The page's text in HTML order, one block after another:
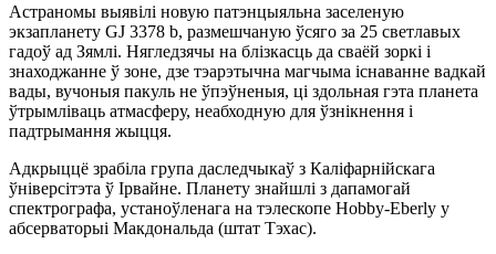
Астраномы выявілі новую патэнцыяльна заселеную
экзапланету GJ 3378 b, размешчаную ўсяго за 25 светлавых
гадоў ад Зямлі. Нягледзячы на блізкасць да сваёй зоркі і
знаходжанне ў зоне, дзе тэарэтычна магчыма існаванне вадкай
вады, вучоныя пакуль не ўпэўненыя, ці здольная гэта планета
ўтрымліваць атмасферу, неабходную для ўзнікнення і
падтрымання жыцця.
Адкрыццё зрабіла група даследчыкаў з Каліфарнійскага
ўніверсітэта ў Ірвайне. Планету знайшлі з дапамогай
спектрографа, устаноўленага на тэлескопе Hobby-Eberly у
абсерваторыі Макдональда (штат Тэхас).